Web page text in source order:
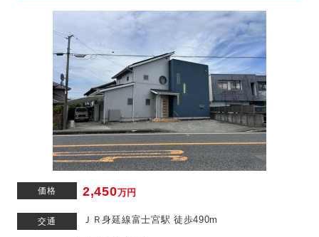
価格 2,450万円
交通 ＪＲ身延線富士宮駅 徒歩490m